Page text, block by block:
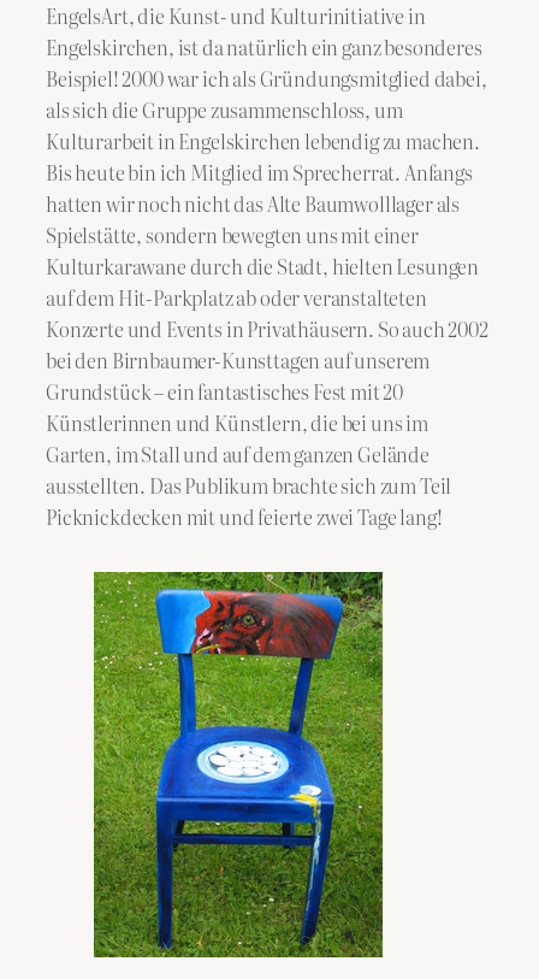
EngelsArt, die Kunst- und Kulturinitiative in
Engelskirchen, ist da natürlich ein ganz besonderes
Beispiel! 2000 war ich als Gründungsmitglied dabei,
als sich die Gruppe zusammenschloss, um
Kulturarbeit in Engelskirchen lebendig zu machen.
Bis heute bin ich Mitglied im Sprecherrat. Anfangs
hatten wir noch nicht das Alte Baumwolllager als
Spielstätte, sondern bewegten uns mit einer
Kulturkarawane durch die Stadt, hielten Lesungen
auf dem Hit-Parkplatz ab oder veranstalteten
Konzerte und Events in Privathäusern. So auch 2002
bei den Birnbaumer-Kunsttagen auf unserem
Grundstück – ein fantastisches Fest mit 20
Künstlerinnen und Künstlern, die bei uns im
Garten, im Stall und auf dem ganzen Gelände
ausstellten. Das Publikum brachte sich zum Teil
Picknickdecken mit und feierte zwei Tage lang!